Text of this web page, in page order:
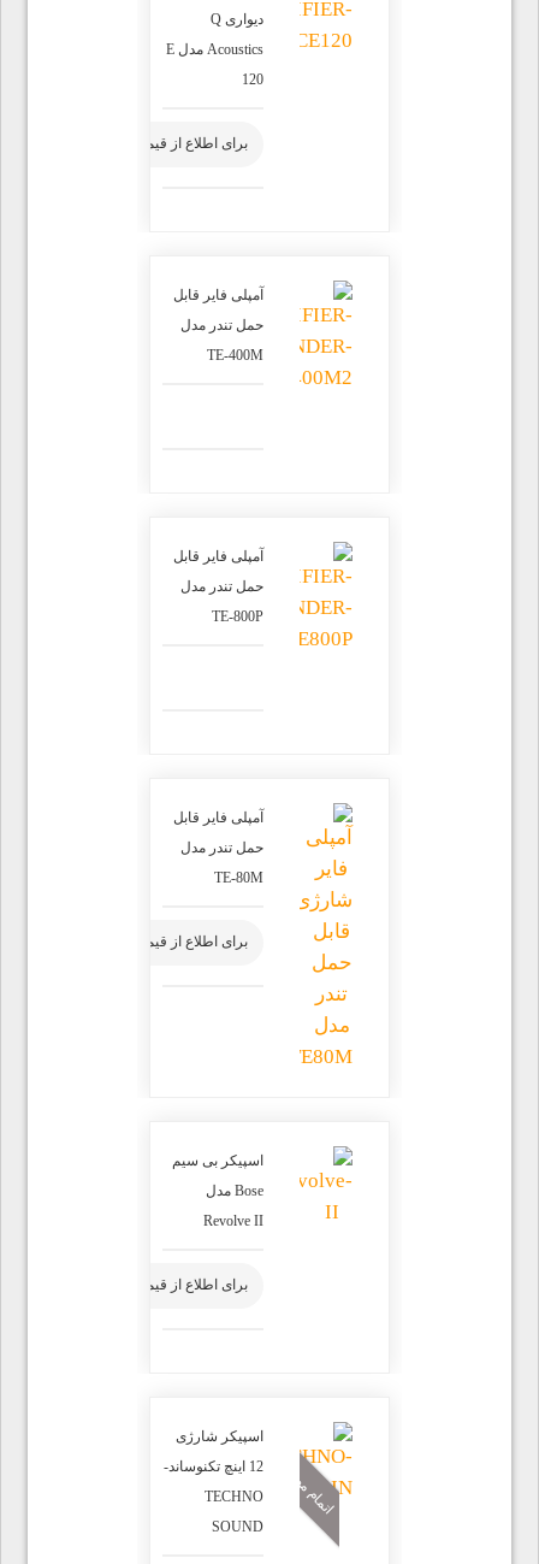
دیواری Q
Acoustics مدل E
120
برای اطلاع از قیمت محصول تماس بگیرید
آمپلی فایر قابل
حمل تندر مدل
TE-400M
آمپلی فایر قابل
حمل تندر مدل
TE-800P
آمپلی فایر قابل
حمل تندر مدل
TE-80M
برای اطلاع از قیمت محصول تماس بگیرید
اسپیکر بی سیم
Bose مدل
Revolve II
برای اطلاع از قیمت محصول تماس بگیرید
اتمام موجودی
اسپیکر شارژی
12 اینچ تکنوساند-
TECHNO
SOUND